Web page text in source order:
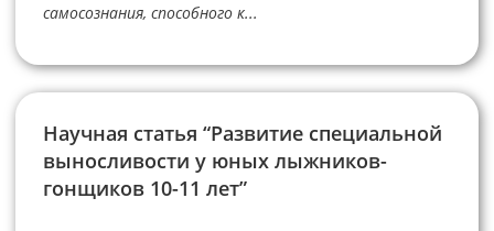
самосознания, способного к...
Научная статья “Развитие специальной
выносливости у юных лыжников-
гонщиков 10-11 лет”